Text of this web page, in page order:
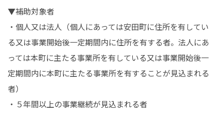
▼補助対象者
・個人又は法人（個人にあっては安田町に住所を有してい
る又は事業開始後一定期間内に住所を有する者。法人にあ
っては本町に主たる事業所を有している又は事業開始後一
定期間内に本町に主たる事業所を有することが見込まれる
者）
・５年間以上の事業継続が見込まれる者